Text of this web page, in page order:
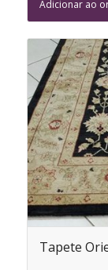
Adicionar ao
Tapete